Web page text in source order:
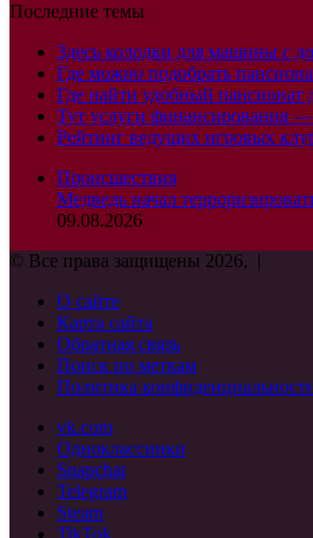
Последние темы
Здесь колодки для машины с
Где можно подобрать
Где найти удобный
Тут услуги финансирования
Рейтинг ведущих игровых
Происшествия
Медведь начал
09.08.2026
© Все права защищены 2026, |
О сайте
Карта сайта
Обратная связь
Поиск по меткам
Политика
vk.com
Одноклассники
Snapchat
Telegram
Steam